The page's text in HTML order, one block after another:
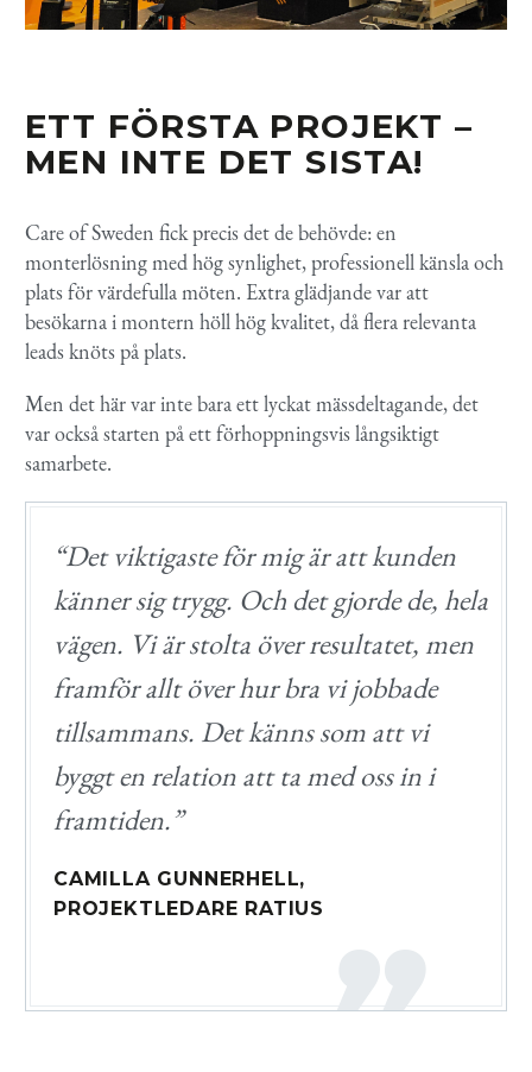
ETT FÖRSTA PROJEKT –
MEN INTE DET SISTA!
Care of Sweden fick precis det de behövde: en
monterlösning med hög synlighet, professionell känsla och
plats för värdefulla möten. Extra glädjande var att
besökarna i montern höll hög kvalitet, då flera relevanta
leads knöts på plats.
Men det här var inte bara ett lyckat mässdeltagande, det
var också starten på ett förhoppningsvis långsiktigt
samarbete.
“Det viktigaste för mig är att kunden
känner sig trygg. Och det gjorde de, hela
vägen. Vi är stolta över resultatet, men
framför allt över hur bra vi jobbade
tillsammans. Det känns som att vi
byggt en relation att ta med oss in i
framtiden.”
CAMILLA GUNNERHELL,
PROJEKTLEDARE RATIUS